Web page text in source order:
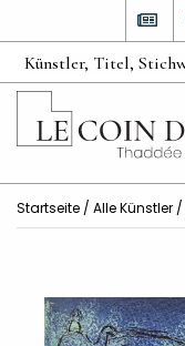
Startseite / Alle Künstler /